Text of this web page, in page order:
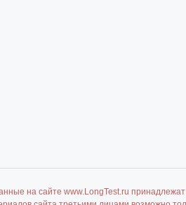
на сайте www.LongTest.ru